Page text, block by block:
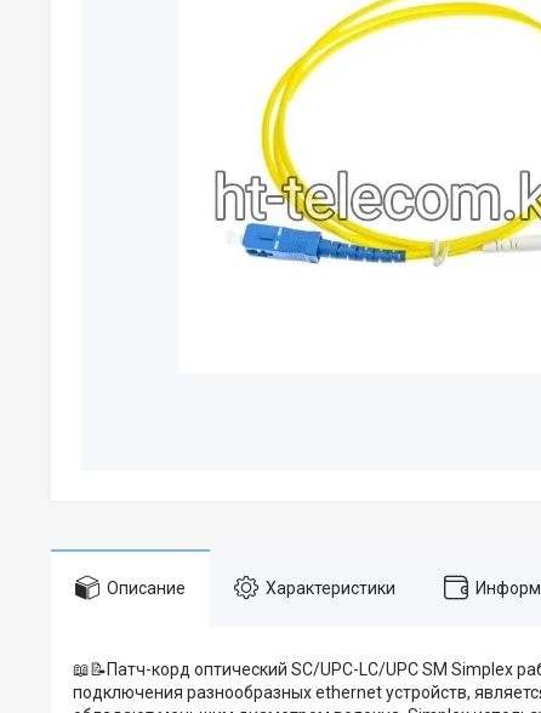
Описание Характеристики
📖📝Патч-корд оптический SC/UPC-LC/UPC SM Simplex
подключения разнообразных ethernet устройств,